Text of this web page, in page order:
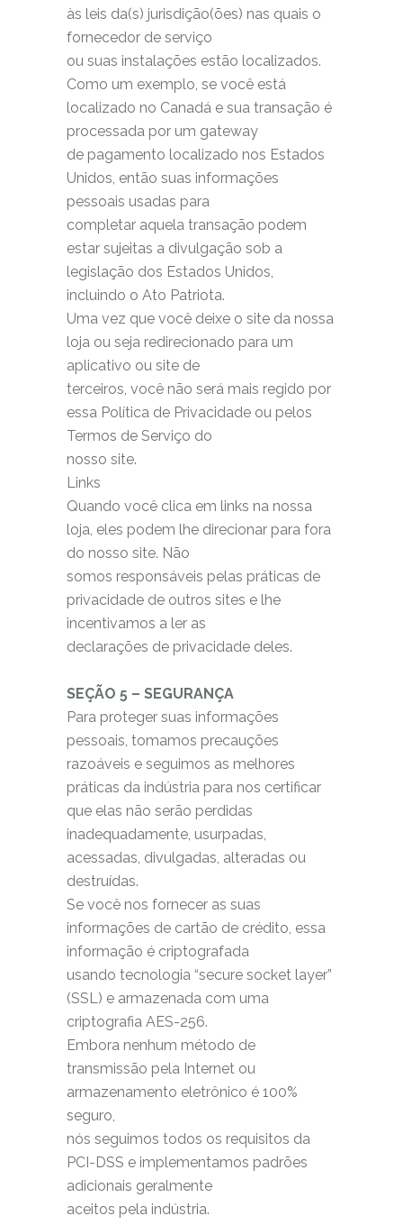
às leis da(s) jurisdição(ões) nas quais o
fornecedor de serviço
ou suas instalações estão localizados.
Como um exemplo, se você está
localizado no Canadá e sua transação é
processada por um gateway
de pagamento localizado nos Estados
Unidos, então suas informações
pessoais usadas para
completar aquela transação podem
estar sujeitas a divulgação sob a
legislação dos Estados Unidos,
incluindo o Ato Patriota.
Uma vez que você deixe o site da nossa
loja ou seja redirecionado para um
aplicativo ou site de
terceiros, você não será mais regido por
essa Política de Privacidade ou pelos
Termos de Serviço do
nosso site.
Links
Quando você clica em links na nossa
loja, eles podem lhe direcionar para fora
do nosso site. Não
somos responsáveis pelas práticas de
privacidade de outros sites e lhe
incentivamos a ler as
declarações de privacidade deles.
SEÇÃO 5 – SEGURANÇA
Para proteger suas informações
pessoais, tomamos precauções
razoáveis e seguimos as melhores
práticas da indústria para nos certificar
que elas não serão perdidas
inadequadamente, usurpadas,
acessadas, divulgadas, alteradas ou
destruídas.
Se você nos fornecer as suas
informações de cartão de crédito, essa
informação é criptografada
usando tecnologia “secure socket layer”
(SSL) e armazenada com uma
criptografia AES-256.
Embora nenhum método de
transmissão pela Internet ou
armazenamento eletrônico é 100%
seguro,
nós seguimos todos os requisitos da
PCI-DSS e implementamos padrões
adicionais geralmente
aceitos pela indústria.